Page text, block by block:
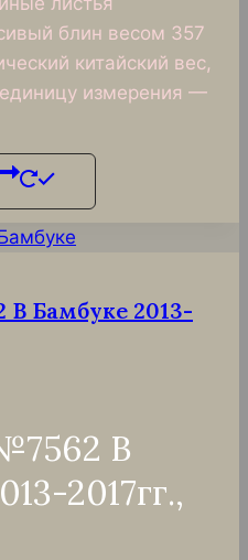
блин весом 357
китайский вес,
измерения —
Бамбуке 2013-
В
2017гг.,